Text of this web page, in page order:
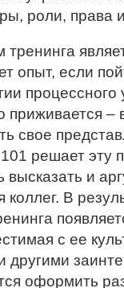
роли, права
опыт, если
приживается –
свое
решает эту
высказать и
В
с ее
другими
оформить